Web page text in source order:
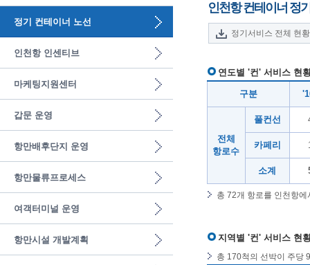
정기 컨테이너 노선
인천항 인센티브
마케팅지원센터
갑문 운영
항만배후단지 운영
항만물류프로세스
여객터미널 운영
항만시설 개발계획
인천항 컨테이너 정
정기서비스 전체 현황
연도별 '컨' 서비스 현
구분
전체
항로수
풀컨선
카페리
소계
총 72개 항로를 인천항
지역별 '컨' 서비스 현
총 170척의 선박이 주당